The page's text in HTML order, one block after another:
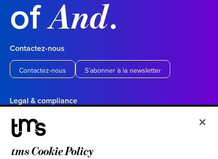
ofAnd.
Contactez-nous
Contactez-nous S’abonner à la newsletter
Legal & compliance
Politique de confidentialité
Conditions d’utilisation
Vos choix en matière de confidentialité en Californie
tms Cookie Policy